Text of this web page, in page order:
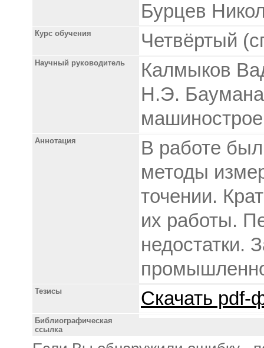
Бурцев
Курс обучения Четвёртый
Научный руководитель
Калмыков
Н.Э.
Аннотация
В работе
методы
точении.
их работы.
недостатки.
Тезисы Скачать pdf-
Библиографическая
ссылка